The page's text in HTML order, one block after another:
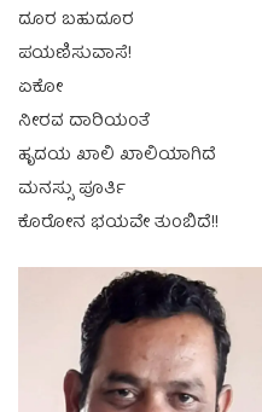
ದೂರ ಬಹುದೂರ
ಪಯಣಿಸುವಾಸೆ!
ಏಕೋ
ನೀರವ ದಾರಿಯಂತೆ
ಹೃದಯ ಖಾಲಿ ಖಾಲಿಯಾಗಿದೆ
ಮನಸ್ಸು ಪೂರ್ತಿ
ಕೊರೋನ ಭಯವೇ ತುಂಬಿದೆ!!